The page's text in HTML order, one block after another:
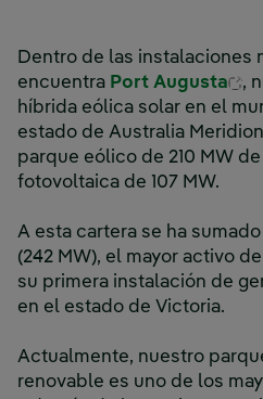
Dentro de las instalaciones
encuentra Port Augusta
,
híbrida eólica solar en el
estado de Australia
parque eólico de 210 MW
fotovoltaica de 107 MW.
A esta cartera se ha
(242 MW), el mayor activo
su primera instalación de
en el estado de Victoria.
Actualmente, nuestro
renovable es uno de los